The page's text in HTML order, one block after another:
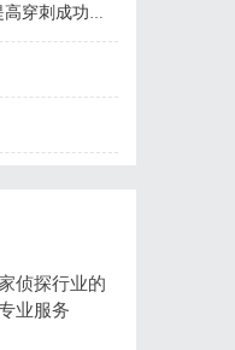
方幻境给出答案
侦探行业的
业服务